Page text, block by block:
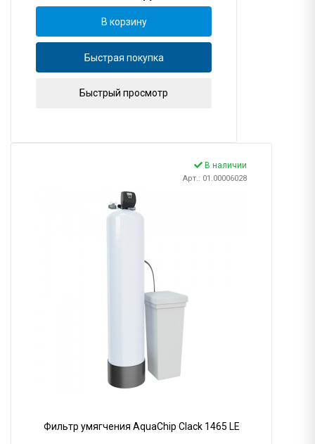
В корзину
Быстрая покупка
Быстрый просмотр
В наличии
Арт.: 01.00006028
Фильтр умягчения AquaChip Clack 1465 LE